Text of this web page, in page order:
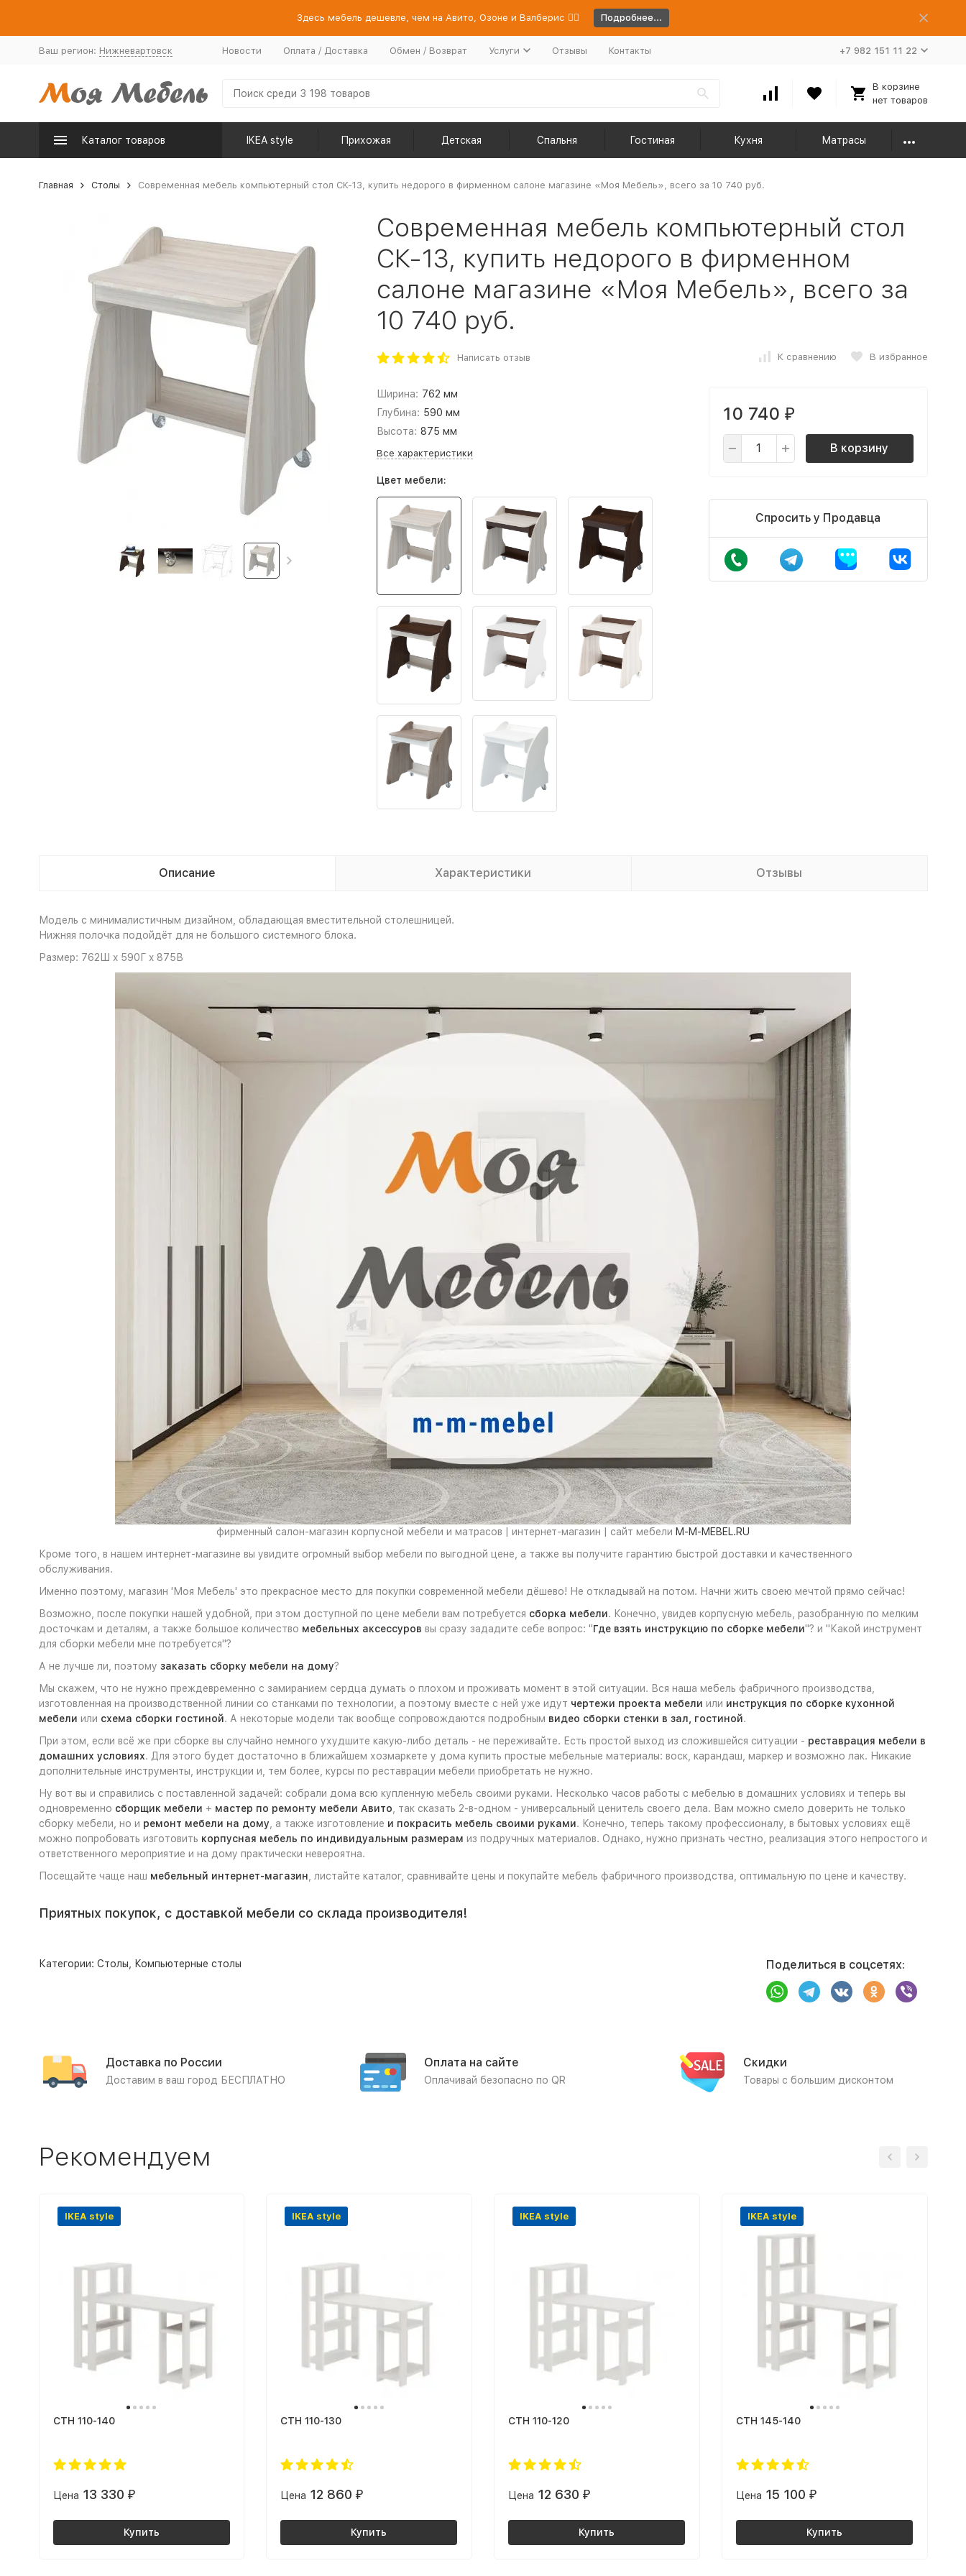
Здесь мебель дешевле, чем на Авито, Озоне и Валберис 👉🏻 Подробнее...
Ваш регион: Нижневартовск Новости Оплата / Доставка Обмен / Возврат Услуги Отзывы Контакты +7 982 151 11 22
В корзине
нет товаров
Каталог товаров IKEA style Прихожая Детская Спальня Гостиная Кухня Матрасы
Главная Столы Современная мебель компьютерный стол СК-13, купить недорого в фирменном салоне магазине «Моя Мебель», всего за 10 740 руб.
Современная мебель компьютерный стол
СК-13, купить недорого в фирменном
салоне магазине «Моя Мебель», всего за
10 740 руб.
Написать отзыв К сравнению В избранное
Ширина: 762 мм
Глубина: 590 мм
Высота: 875 мм
Все характеристики
Цвет мебели:
10 740 ₽
В корзину
Спросить у Продавца
Описание Характеристики Отзывы
Модель с минималистичным дизайном, обладающая вместительной столешницей.
Нижняя полочка подойдёт для не большого системного блока.
Размер: 762Ш x 590Г x 875В
фирменный салон-магазин корпусной мебели и матрасов | интернет-магазин | сайт мебели M-M-MEBEL.RU
Кроме того, в нашем интернет-магазине вы увидите огромный выбор мебели по выгодной цене, а также вы получите гарантию быстрой доставки и качественного
обслуживания.
Именно поэтому, магазин 'Моя Мебель' это прекрасное место для покупки современной мебели дёшево! Не откладывай на потом. Начни жить своею мечтой прямо сейчас!
Возможно, после покупки нашей удобной, при этом доступной по цене мебели вам потребуется сборка мебели. Конечно, увидев корпусную мебель, разобранную по мелким
досточкам и деталям, а также большое количество мебельных аксессуров вы сразу зададите себе вопрос: "Где взять инструкцию по сборке мебели"? и "Какой инструмент
для сборки мебели мне потребуется"?
А не лучше ли, поэтому заказать сборку мебели на дому?
Мы скажем, что не нужно преждевременно с замиранием сердца думать о плохом и проживать момент в этой ситуации. Вся наша мебель фабричного производства,
изготовленная на производственной линии со станками по технологии, а поэтому вместе с ней уже идут чертежи проекта мебели или инструкция по сборке кухонной
мебели или схема сборки гостиной. А некоторые модели так вообще сопровождаются подробным видео сборки стенки в зал, гостиной.
При этом, если всё же при сборке вы случайно немного ухудшите какую-либо деталь - не переживайте. Есть простой выход из сложившейся ситуации - реставрация мебели в
домашних условиях. Для этого будет достаточно в ближайшем хозмаркете у дома купить простые мебельные материалы: воск, карандаш, маркер и возможно лак. Никакие
дополнительные инструменты, инструкции и, тем более, курсы по реставрации мебели приобретать не нужно.
Ну вот вы и справились с поставленной задачей: собрали дома всю купленную мебель своими руками. Несколько часов работы с мебелью в домашних условиях и теперь вы
одновременно сборщик мебели + мастер по ремонту мебели Авито , так сказать 2-в-одном - универсальный ценитель своего дела. Вам можно смело доверить не только
сборку мебели, но и ремонт мебели на дому , а также изготовление и покрасить мебель своими руками. Конечно, теперь такому профессионалу, в бытовых условиях ещё
можно попробовать изготовить корпусная мебель по индивидуальным размерам из подручных материалов. Однако, нужно признать честно, реализация этого непростого и
ответственного мероприятие и на дому практически невероятна.
Посещайте чаще наш мебельный интернет-магазин , листайте каталог, сравнивайте цены и покупайте мебель фабричного производства, оптимальную по цене и качеству.
Приятных покупок, с доставкой мебели со склада производителя!
Категории: Столы Компьютерные столы Поделиться в соцсетях:
Доставка по России
Доставим в ваш город БЕСПЛАТНО
Оплата на сайте
Оплачивай безопасно по QR
Скидки
Товары с большим дисконтом
Рекомендуем
IKEA style
СТН 110-140
Цена 13 330 ₽
Купить
IKEA style
СТН 110-130
Цена 12 860₽
Купить
IKEA style
СТН 110-120
Цена 12 630 ₽
Купить
IKEA style
СТН 145-140
Цена 15 100 ₽
Купить